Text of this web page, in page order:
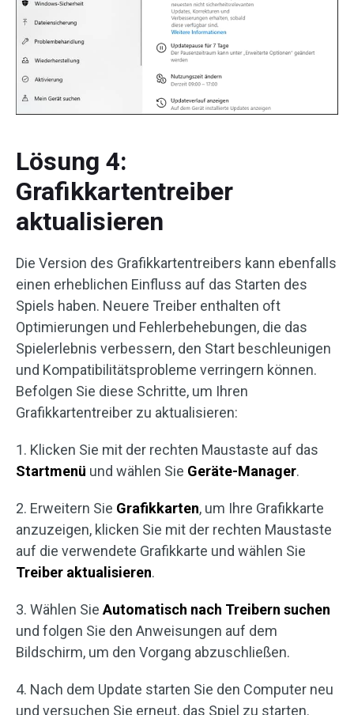
Lösung 4:
Grafikkartentreiber
aktualisieren
Die Version des Grafikkartentreibers kann ebenfalls
einen erheblichen Einfluss auf das Starten des
Spiels haben. Neuere Treiber enthalten oft
Optimierungen und Fehlerbehebungen, die das
Spielerlebnis verbessern, den Start beschleunigen
und Kompatibilitätsprobleme verringern können.
Befolgen Sie diese Schritte, um Ihren
Grafikkartentreiber zu aktualisieren:
1. Klicken Sie mit der rechten Maustaste auf das
Startmenü und wählen Sie Geräte-Manager.
2. Erweitern Sie Grafikkarten, um Ihre Grafikkarte
anzuzeigen, klicken Sie mit der rechten Maustaste
auf die verwendete Grafikkarte und wählen Sie
Treiber aktualisieren.
3. Wählen Sie Automatisch nach Treibern suchen
und folgen Sie den Anweisungen auf dem
Bildschirm, um den Vorgang abzuschließen.
4. Nach dem Update starten Sie den Computer neu
und versuchen Sie erneut, das Spiel zu starten.